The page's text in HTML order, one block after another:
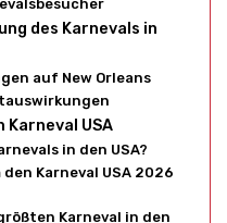
des Karnevals in
auf New Orleans
USA
in den USA?
Karneval USA 2026
Karneval in den